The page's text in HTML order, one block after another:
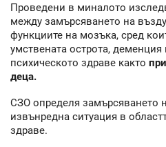
Проведени в миналото
между замърсяването на
функциите на мозъка, сред
умствената острота,
психическото здраве както
деца.
СЗО определя замърсяването
извънредна ситуация в
здраве.